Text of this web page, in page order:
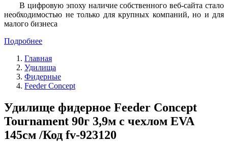
В цифровую эпоху наличие собственного веб-сайта стало
необходимостью не только для крупных компаний, но и для
малого бизнеса
Подробнее
Главная
Удилища
Фидерные
Feeder Concept
Удилище фидерное Feeder Concept
Tournament 90г 3,9м с чехлом EVA
145см /Код fv-923120